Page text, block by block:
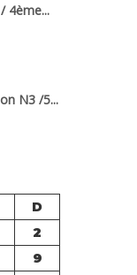
4ème...
N3 /5...
D
2
9